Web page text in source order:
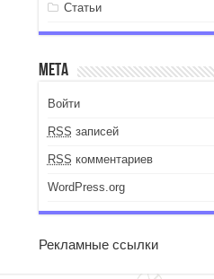
Статьи
Мета
Войти
RSS записей
RSS комментариев
WordPress.org
Рекламные ссылки